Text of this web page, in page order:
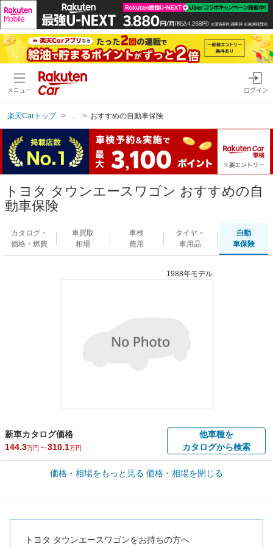
メニュー ログイン
楽天Carトップ おすすめの自動車保険
トヨタ タウンエースワゴン おすすめの自
動車保険
カタログ・
価格・燃費
車買取
相場
車検
費用
タイヤ・
車用品
自動
車保険
1988年モデル
新車カタログ価格
144.3万円 ～310.1万円
他車種を
カタログから検索
車買取価格 *
車買取相場
全国平均の車検価格 *
楽天Car車検で
価格・相場をもっと見る 価格・相場を閉じる
トヨタ タウンエースワゴンをお持ちの方へ